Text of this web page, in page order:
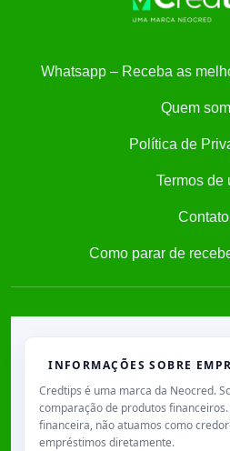
Whatsapp – Receba as
Quem
Política de
Termos de
Contato
Como parar de
INFORMAÇÕES SOBRE
Credtips é uma marca da Neocred.
comparação de produtos
financeira, não atuamos como
empréstimos diretamente.